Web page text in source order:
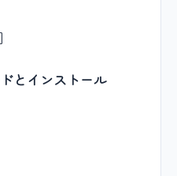
とインストール